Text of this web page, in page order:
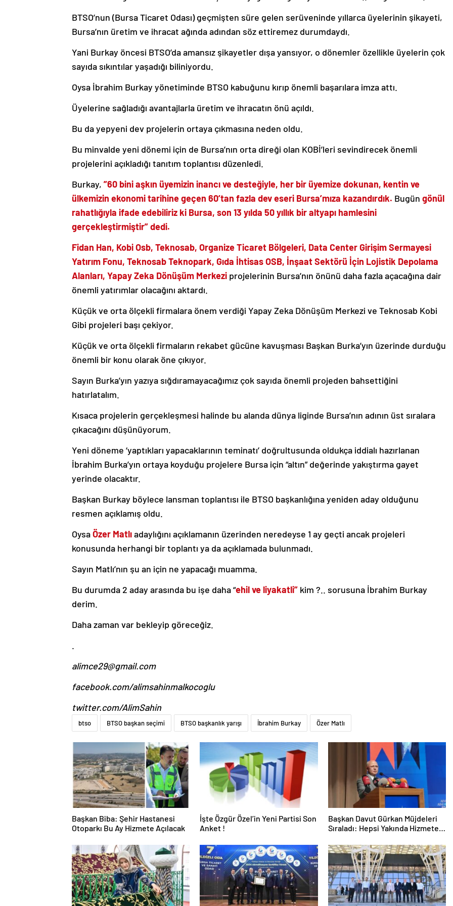
BTSO’nun (Bursa Ticaret Odası) geçmişten süre gelen serüveninde yıllarca üyelerinin şikayeti,
Bursa’nın üretim ve ihracat ağında adından söz ettiremez durumdaydı.
Yani Burkay öncesi BTSO’da amansız şikayetler dışa yansıyor, o dönemler özellikle üyelerin çok
sayıda sıkıntılar yaşadığı biliniyordu.
Oysa İbrahim Burkay yönetiminde BTSO kabuğunu kırıp önemli başarılara imza attı.
Üyelerine sağladığı avantajlarla üretim ve ihracatın önü açıldı.
Bu da yepyeni dev projelerin ortaya çıkmasına neden oldu.
Bu minvalde yeni dönemi için de Bursa’nın orta direği olan KOBİ’leri sevindirecek önemli
projelerini açıkladığı tanıtım toplantısı düzenledi.
Burkay, ”60 bini aşkın üyemizin inancı ve desteğiyle, her bir üyemize dokunan, kentin ve
ülkemizin ekonomi tarihine geçen 60’tan fazla dev eseri Bursa’mıza kazandırdık. Bugün gönül
rahatlığıyla ifade edebiliriz ki Bursa, son 13 yılda 50 yıllık bir altyapı hamlesini
gerçekleştirmiştir” dedi.
Fidan Han, Kobi Osb, Teknosab, Organize Ticaret Bölgeleri, Data Center Girişim Sermayesi
Yatırım Fonu, Teknosab Teknopark, Gıda İhtisas OSB, İnşaat Sektörü İçin Lojistik Depolama
Alanları, Yapay Zeka Dönüşüm Merkezi projelerinin Bursa’nın önünü daha fazla açacağına dair
önemli yatırımlar olacağını aktardı.
Küçük ve orta ölçekli firmalara önem verdiği Yapay Zeka Dönüşüm Merkezi ve Teknosab Kobi
Gibi projeleri başı çekiyor.
Küçük ve orta ölçekli firmaların rekabet gücüne kavuşması Başkan Burka’yın üzerinde durduğu
önemli bir konu olarak öne çıkıyor.
Sayın Burka’yın yazıya sığdıramayacağımız çok sayıda önemli projeden bahsettiğini
hatırlatalım.
Kısaca projelerin gerçekleşmesi halinde bu alanda dünya liginde Bursa’nın adının üst sıralara
çıkacağını düşünüyorum.
Yeni döneme ‘yaptıkları yapacaklarının teminatı’ doğrultusunda oldukça iddialı hazırlanan
İbrahim Burka’yın ortaya koyduğu projelere Bursa için “altın” değerinde yakıştırma gayet
yerinde olacaktır.
Başkan Burkay böylece lansman toplantısı ile BTSO başkanlığına yeniden aday olduğunu
resmen açıklamış oldu.
OysaÖzer Matlıadaylığını açıklamanın üzerinden neredeyse 1 ay geçti ancak projeleri
konusunda herhangi bir toplantı ya da açıklamada bulunmadı.
Sayın Matlı’nın şu an için ne yapacağı muamma.
Bu durumda 2 aday arasında bu işe daha “ehil ve liyakatli” kim ?.. sorusuna İbrahim Burkay
derim.
Daha zaman var bekleyip göreceğiz.
.
alimce29@gmail.com
facebook.com/alimsahinmalkocoglu
twitter.com/AlimSahin
btso BTSO başkan seçimi BTSO başkanlık yarışı İbrahim Burkay Özer Matlı
Başkan Biba: Şehir Hastanesi
Otoparkı Bu Ay Hizmete Açılacak
İşte Özgür Özel’in Yeni Partisi Son
Anket !
Başkan Davut Gürkan Müjdeleri
Sıraladı: Hepsi Yakında Hizmete